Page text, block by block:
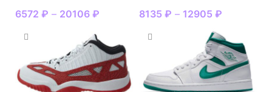
6572 ₽ – 20106 ₽ 8135 ₽ – 12905 ₽